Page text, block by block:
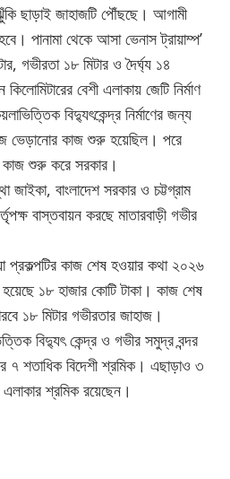
ছাড়াই জাহাজটি পৌঁছছে। আগামী
পানামা থেকে আসা ভেনাস ট্রায়াম্প’
গভীরতা ১৮ মিটার ও দৈর্ঘ্য ১৪
বেশী এলাকায় জেটি নির্মাণ
বিদ্যুৎকেন্দ্র নির্মাণের জন্য
ভেড়ানোর কাজ শুরু হয়েছিল। পরে
কাজ শুরু করে সরকার।
বাংলাদেশ সরকার ও চট্টগ্রাম
বাস্তবায়ন করছে মাতারবাড়ী গভীর
প্রকল্পটির কাজ শেষ হওয়ার কথা ২০২৬
১৮ হাজার কোটি টাকা। কাজ শেষ
১৮ মিটার গভীরতার জাহাজ।
বিদ্যুৎ কেন্দ্র ও গভীর সমুদ্র বন্দর
৭ শতাধিক বিদেশী শ্রমিক। এছাড়াও ৩
শ্রমিক রয়েছেন।